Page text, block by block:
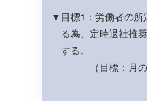
目標1：労働者の
る為、定時退社推
する。
（目標：月の残